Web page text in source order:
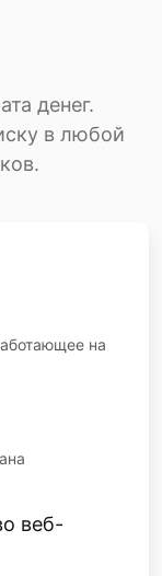
денег.
в любой
на
веб-